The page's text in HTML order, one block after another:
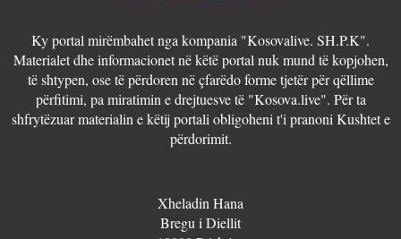
Ky portal mirëmbahet nga kompania "Kosovalive. SH.P.K".
Materialet dhe informacionet në këtë portal nuk mund të kopjohen,
të shtypen, ose të përdoren në çfarëdo forme tjetër për qëllime
përfitimi, pa miratimin e drejtuesve të "Kosova.live". Për ta
shfrytëzuar materialin e këtij portali obligoheni t'i pranoni Kushtet e
përdorimit.
Xheladin Hana
Bregu i Diellit